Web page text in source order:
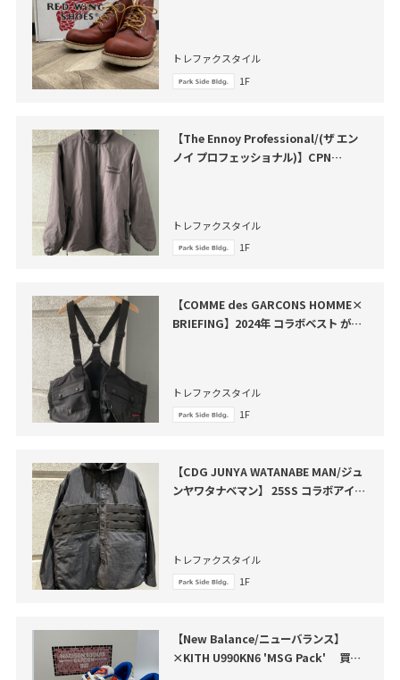
トレファクスタイル
1F
【The Ennoy Professional/(ザ エン
ノイ プロフェッショナル)】CPN
トレファクスタイル
1F
【COMME des GARCONS HOMME×
BRIEFING】2024年 コラボベスト が買
トレファクスタイル
1F
【CDG JUNYA WATANABE MAN/ジュ
ンヤワタナベマン】 25SS コラボアイテ
トレファクスタイル
1F
【New Balance/ニューバランス】
×KITH U990KN6 'MSG Pack' 買取